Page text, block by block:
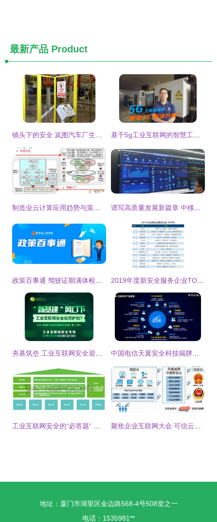
最新产品 Product
地址：厦门市湖里区金边路568-4号508室之一
电话：1535981**